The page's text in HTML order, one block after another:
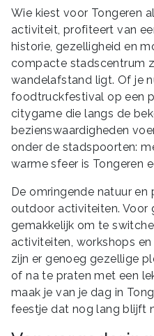
Wie kiest voor Tongeren
activiteit, profiteert van
historie, gezelligheid en
compacte stadscentrum
wandelafstand ligt. Of je
foodtruckfestival op een
citygame die langs de
bezienswaardigheden
onder de stadspoorten:
warme sfeer is Tongeren
De omringende natuur en
outdoor activiteiten. Voor
gemakkelijk om te
activiteiten, workshops
zijn er genoeg gezellige
of na te praten met een
maak je van je dag in
feestje dat nog lang blijft